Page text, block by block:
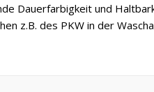
Dauerfarbigkeit und
z.B. des PKW in der